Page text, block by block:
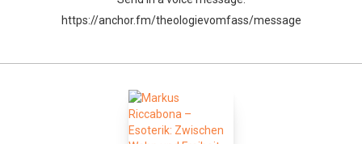
https://anchor.fm/theologievomfass/message